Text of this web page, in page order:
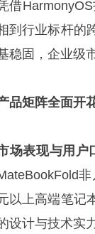
借
到行业标杆的
稳固，企业级
品矩阵全面开
场表现与用户
以上高端笔记
设计与技术实